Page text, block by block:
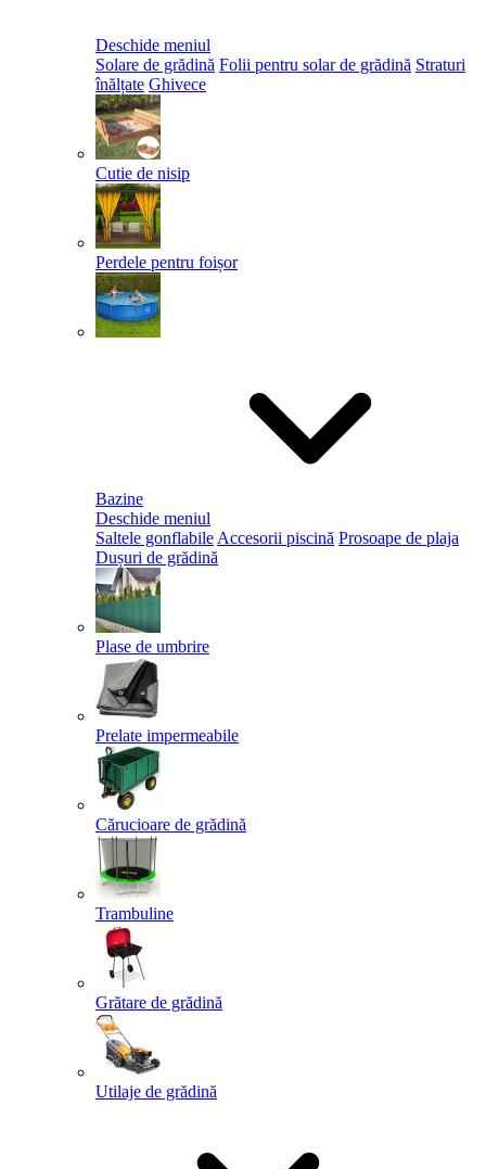
Deschide meniul
Solare de grădină Folii pentru solar de grădină Straturi
înălțate Ghivece
Cutie de nisip
Perdele pentru foișor
Bazine
Deschide meniul
Saltele gonflabile Accesorii piscină Prosoape de plaja
Dușuri de grădină
Plase de umbrire
Prelate impermeabile
Cărucioare de grădină
Trambuline
Grătare de grădină
Utilaje de grădină